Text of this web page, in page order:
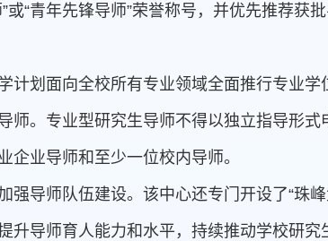
“青年先锋导师”荣誉称号，并优先推荐获
计划面向全校所有专业领域全面推行专业学
。专业型研究生导师不得以独立指导形式
业导师和至少一位校内导师。
导师队伍建设。该中心还专门开设了“珠
导师育人能力和水平，持续推动学校研究